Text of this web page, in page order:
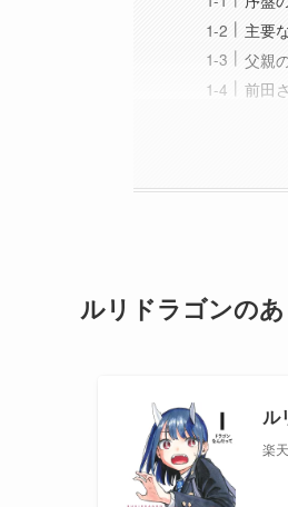
主要
父親
前田
ルリドラゴンの
ル
楽